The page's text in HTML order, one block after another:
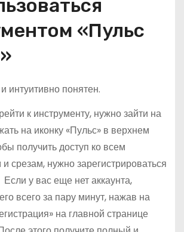
«Пульс
интуитивно понятен.
к инструменту, нужно зайти на
на иконку «Пульс» в верхнем
получить доступ ко всем
срезам, нужно зарегистрироваться
у вас еще нет аккаунта,
всего за пару минут, нажав на
на главной странице